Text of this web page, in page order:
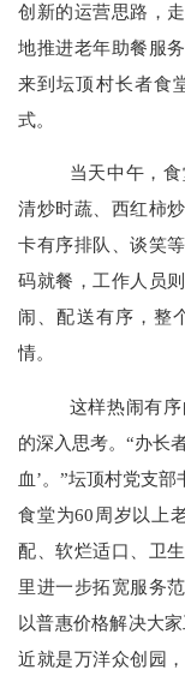
创新的运营思路，
地推进老年助餐服
来到坛顶村长者食
式。
当天中午，
清炒时蔬、西红柿
卡有序排队、谈笑
码就餐，工作人员
闹、配送有序，整
情。
这样热闹有
的深入思考。“办长
血 ’。”坛顶村党支部
食堂为60 周岁以上
配、软烂适口、卫
里进一步拓宽服务
以普惠价格解决大
近就是万洋众创园